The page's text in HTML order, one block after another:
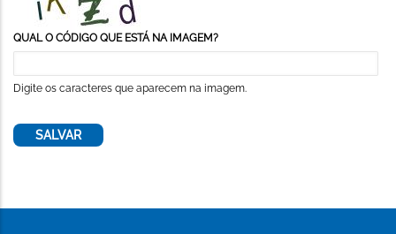
QUAL O CÓDIGO QUE ESTÁ NA IMAGEM?
Digite os caracteres que aparecem na imagem.